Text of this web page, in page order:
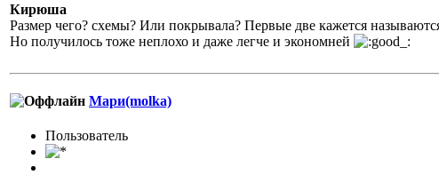
Кирюша
Размер чего? схемы? Или покрывала? Первые две кажется
Но получилось тоже неплохо и даже легче и экономней
Мари(molka)
Пользовaтeль